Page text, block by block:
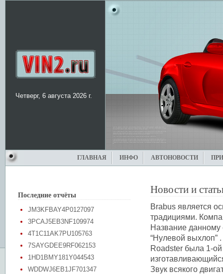
Четверг, 6 августа 2026 г.
ГЛАВНАЯ ИНФО АВТОНОВОСТИ
Последние отчёты
JM3KFBAY4P0127097
3PCAJ5EB3NF109974
4T1C11AK7PU105763
7SAYGDEE9RF062153
1HD1BMY181Y044543
WDDWJ6EB1JF701347
Новости и
Brabus является
традициями.
Название данному
“Нулевой выхлоп”
Roadster была 1-ой
Звук всякого